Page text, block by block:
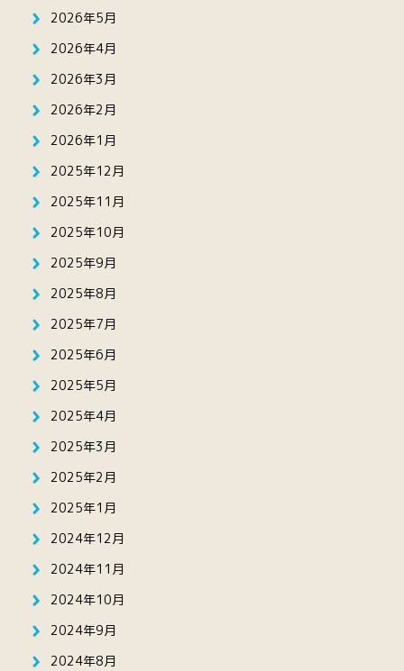
2026年5月
2026年4月
2026年3月
2026年2月
2026年1月
2025年12月
2025年11月
2025年10月
2025年9月
2025年8月
2025年7月
2025年6月
2025年5月
2025年4月
2025年3月
2025年2月
2025年1月
2024年12月
2024年11月
2024年10月
2024年9月
2024年8月